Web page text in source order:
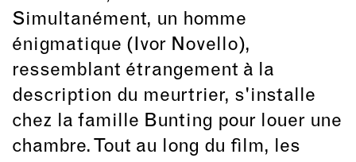
Simultanément, un homme
énigmatique (Ivor Novello),
ressemblant étrangement à la
description du meurtrier, s'installe
chez la famille Bunting pour louer une
chambre. Tout au long du film, les